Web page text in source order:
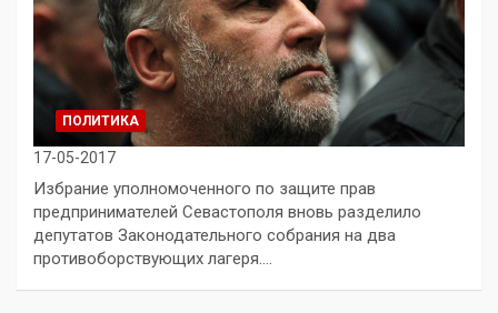
ПОЛИТИКА
17-05-2017
Избрание уполномоченного по защите прав
предпринимателей Севастополя вновь разделило
депутатов Законодательного собрания на два
противоборствующих лагеря.…